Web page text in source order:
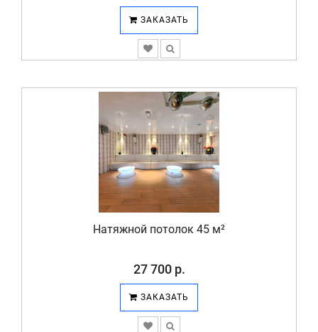
ЗАКАЗАТЬ
Натяжной потолок 45 м²
27 700 р.
ЗАКАЗАТЬ